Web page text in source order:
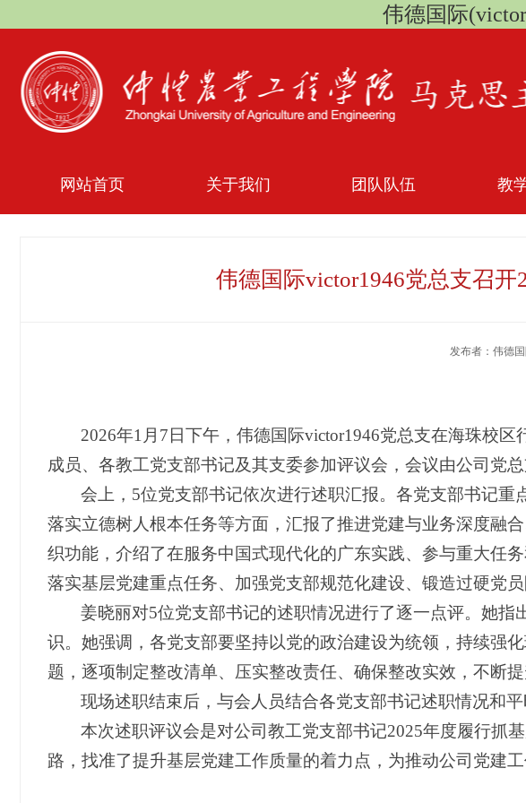
伟德国际
网站首页 关于我们 团队队伍 教
伟德国际victor1946党总支召
发布者：伟德
2026年1月7日下午，伟德国际victor1946党总支在海珠校
成员、各教工党支部书记及其支委参加评议会，会议由公司党总
会上，5位党支部书记依次进行述职汇报。各党支部书记重
落实立德树人根本任务等方面，汇报了推进党建与业务深度融
织功能，介绍了在服务中国式现代化的广东实践、参与重大任
落实基层党建重点任务、加强党支部规范化建设、锻造过硬党
姜晓丽对5位党支部书记的述职情况进行了逐一点评。她
识。她强调，各党支部要坚持以党的政治建设为统领，持续强
题，逐项制定整改清单、压实整改责任、确保整改实效，不断
现场述职结束后，与会人员结合各党支部书记述职情况和
本次述职评议会是对公司教工党支部书记2025年度履行抓
路，找准了提升基层党建工作质量的着力点，为推动公司党建